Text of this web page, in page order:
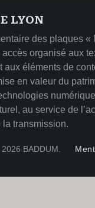
LYON
des plaques «
accès organisé aux
aux éléments de
en valeur du
au service de
la transmission.
BADDUM.